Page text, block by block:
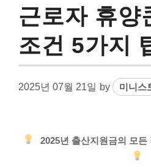
근로자 휴양
조건 5가지
2025년 07월 21일 by 미니스
2025년 출산지원금의 모